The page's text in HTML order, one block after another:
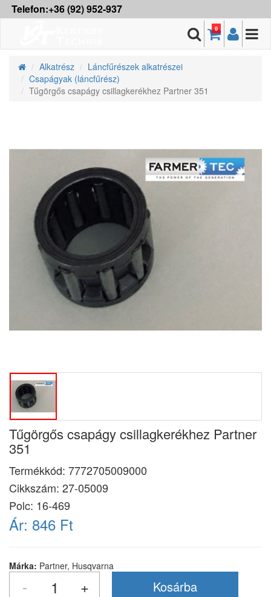
Telefon:+36 (92) 952-937
0
Alkatrész
Láncfűrészek alkatrészei
Csapágyak (láncfűrész)
Tűgörgős csapágy csillagkerékhez Partner 351
Tűgörgős csapágy csillagkerékhez Partner
351
Termékkód: 7772705009000
Cikkszám: 27-05009
Polc: 16-469
Ár: 846 Ft
Márka: Partner, Husqvarna